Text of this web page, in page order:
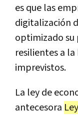
es que las
digitalización
optimizado su
resilientes a
imprevistos.
La ley de
antecesora